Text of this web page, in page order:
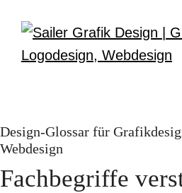
Inhalt
springen
Design-Glossar für
Webdesign
Fachbegriffe